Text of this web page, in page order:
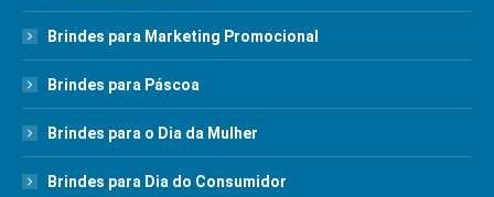
Brindes para Marketing Promocional
Brindes para Páscoa
Brindes para o Dia da Mulher
Brindes para Dia do Consumidor